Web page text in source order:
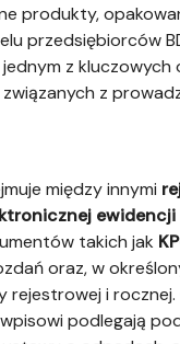
produkty,
przedsiębiorców
z kluczowych
z
między innymi
takich jak
oraz, w
rejestrowej i
wpisowi podlegają